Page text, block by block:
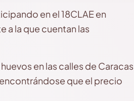
en el 18CLAE en
a la que cuentan las
en las calles de Caracas
que el precio